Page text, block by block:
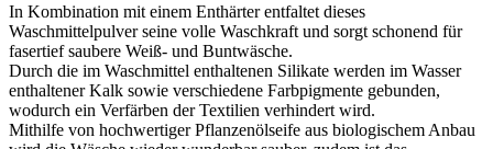
In Kombination mit einem Enthärter entfaltet dieses
Waschmittelpulver seine volle Waschkraft und sorgt schonend für
fasertief saubere Weiß- und Buntwäsche.
Durch die im Waschmittel enthaltenen Silikate werden im Wasser
enthaltener Kalk sowie verschiedene Farbpigmente gebunden,
wodurch ein Verfärben der Textilien verhindert wird.
Mithilfe von hochwertiger Pflanzenölseife aus biologischem Anbau